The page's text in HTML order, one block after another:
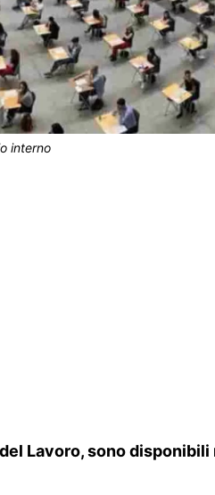
interno
Lavoro, sono disponibili